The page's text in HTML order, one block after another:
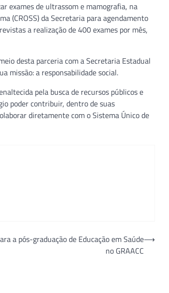
exames de ultrassom e mamografia, na
(CROSS) da Secretaria para agendamento
a realização de 400 exames por mês,
desta parceria com a Secretaria Estadual
missão: a responsabilidade social.
pela busca de recursos públicos e
poder contribuir, dentro de suas
diretamente com o Sistema Único de
a pós-graduação de Educação em Saúde
no GRAACC
⟶